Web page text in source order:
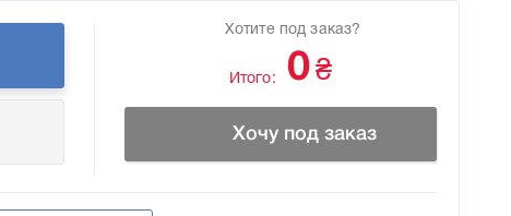
Хотите под заказ?
Итого: 0 ₴
Хочу под заказ